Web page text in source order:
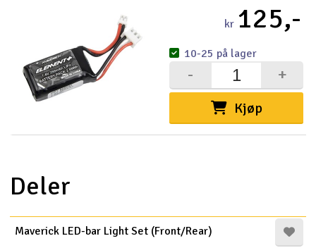
kr 125,-
Kjøp
+
-
10-25 på lager
Deler
Maverick LED-bar Light Set (Front/Rear)